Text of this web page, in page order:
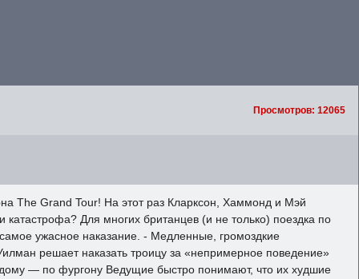
Просмотров: 12065
The Grand Tour! На этот раз Кларксон, Хаммонд и Мэй
Для многих британцев (и не только) поездка по
ужасное наказание. - Медленные, громоздкие
решает наказать троицу за «непримерное поведение»
— по фургону Ведущие быстро понимают, что их худшие